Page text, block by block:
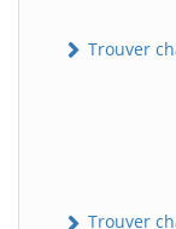
Trouver
Trouver